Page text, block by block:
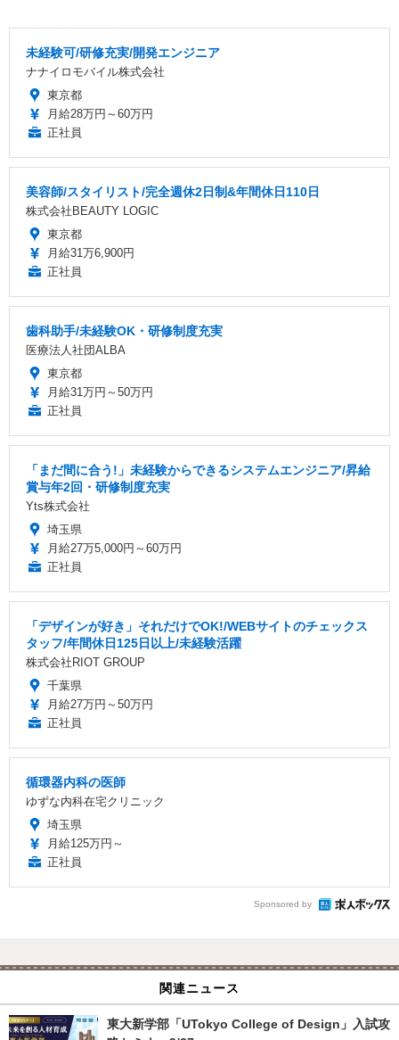
未経験可/研修充実/開発エンジニア
ナナイロモバイル株式会社
東京都
月給28万円～60万円
正社員
美容師/スタイリスト/完全週休2日制&年間休日110日
株式会社BEAUTY LOGIC
東京都
月給31万6,900円
正社員
歯科助手/未経験OK・研修制度充実
医療法人社団ALBA
東京都
月給31万円～50万円
正社員
「まだ間に合う!」未経験からできるシステムエンジニア/昇給
賞与年2回・研修制度充実
Yts株式会社
埼玉県
月給27万5,000円～60万円
正社員
「デザインが好き」それだけでOK!/WEBサイトのチェックス
タッフ/年間休日125日以上/未経験活躍
株式会社RIOT GROUP
千葉県
月給27万円～50万円
正社員
循環器内科の医師
ゆずな内科在宅クリニック
埼玉県
月給125万円～
正社員
Sponsored by
関連ニュース
東大新学部「UTokyo College of Design」入試攻